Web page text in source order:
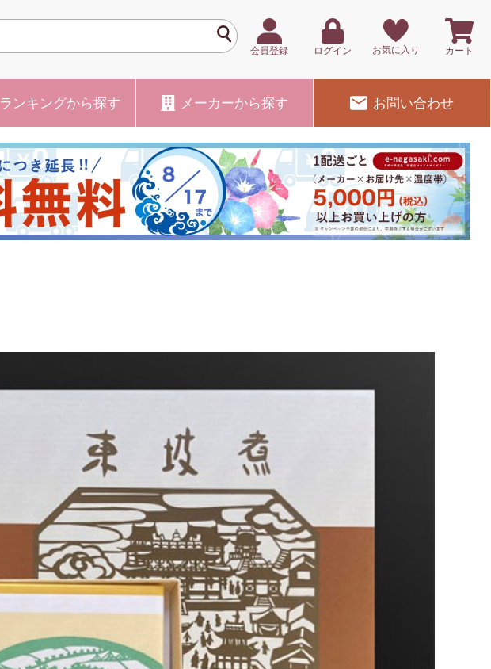
会員登録 ログイン お気に入り カート
ランキングから探す メーカーから探す お問い合わせ